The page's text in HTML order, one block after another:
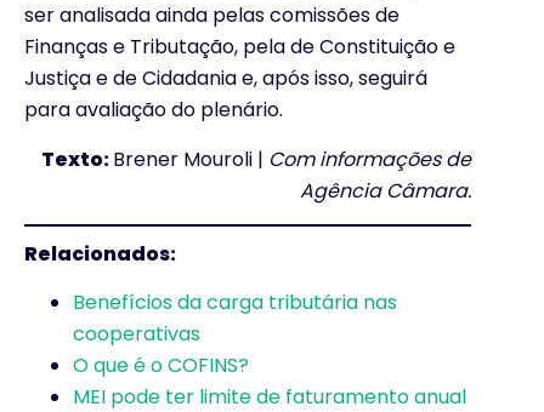
ser analisada ainda pelas comissões de
Finanças e Tributação, pela de Constituição e
Justiça e de Cidadania e, após isso, seguirá
para avaliação do plenário.
Texto:Brener Mouroli | Com informações de
Agência Câmara.
Relacionados:
Benefícios da carga tributária nas
cooperativas
O que é o COFINS?
MEI pode ter limite de faturamento anual